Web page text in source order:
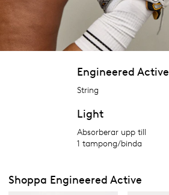
Engineered Active
String
Light
Absorberar upp till
1 tampong/binda
Shoppa Engineered Active